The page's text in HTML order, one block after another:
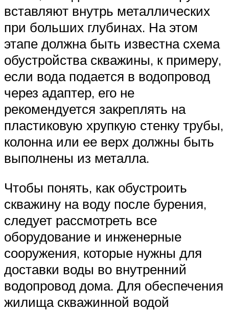
вставляют внутрь металлических
при больших глубинах. На этом
этапе должна быть известна схема
обустройства скважины, к примеру,
если вода подается в водопровод
через адаптер, его не
рекомендуется закреплять на
пластиковую хрупкую стенку трубы,
колонна или ее верх должны быть
выполнены из металла.
Чтобы понять, как обустроить
скважину на воду после бурения,
следует рассмотреть все
оборудование и инженерные
сооружения, которые нужны для
доставки воды во внутренний
водопровод дома. Для обеспечения
жилища скважинной водой